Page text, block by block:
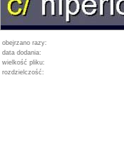
obejrzano razy:
data dodania:
wielkość pliku:
rozdzielczość: